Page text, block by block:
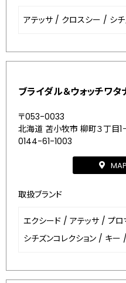
アテッサ / クロスシー / シ
ブライダル＆ウォッチワ
〒053-0033
北海道 苫小牧市 柳町３丁目
0144-61-1003
取扱ブランド
エクシード / アテッサ / プロ
シチズンコレクション / キー /